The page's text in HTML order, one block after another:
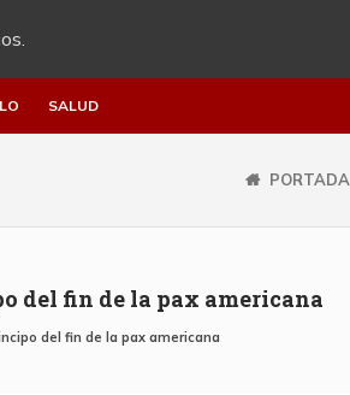
SALUD
PORTADA
del fin de la pax americana
del fin de la pax americana